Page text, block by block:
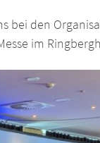
bei den
im